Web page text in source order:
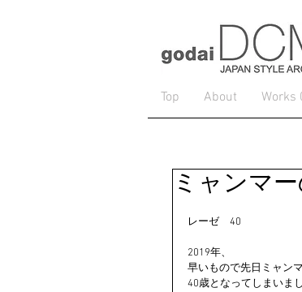
Top About Works
ミャンマ
レーゼ　40
2019年、
早いもので先日ミャン
40歳となってしまいまし